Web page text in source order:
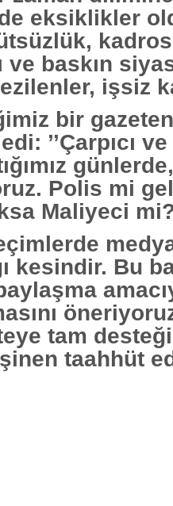
eksiklikler
ve baskın
işsiz
bir
’’Çarpıcı
Polis mi
Maliyeci
kesindir. Bu
tam
taahhüt